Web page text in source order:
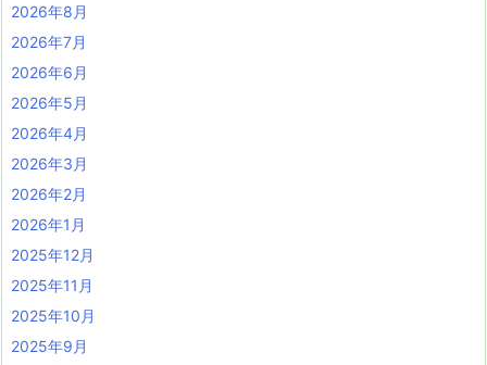
2026年8月
2026年7月
2026年6月
2026年5月
2026年4月
2026年3月
2026年2月
2026年1月
2025年12月
2025年11月
2025年10月
2025年9月